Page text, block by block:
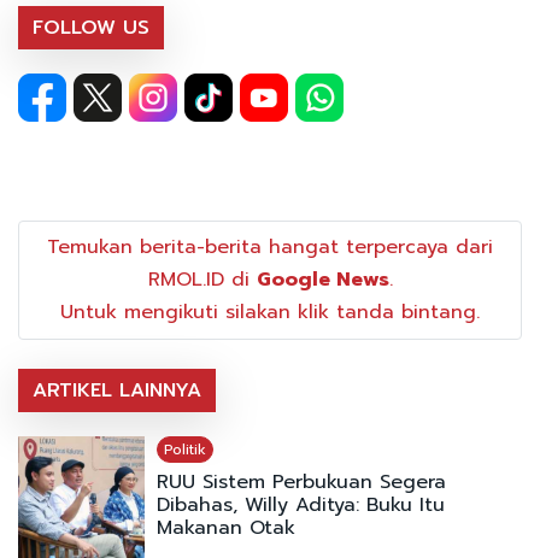
FOLLOW US
Temukan berita-berita hangat terpercaya dari
RMOL.ID di Google News.
Untuk mengikuti silakan klik tanda bintang.
ARTIKEL LAINNYA
Politik
RUU Sistem Perbukuan Segera
Dibahas, Willy Aditya: Buku Itu
Makanan Otak